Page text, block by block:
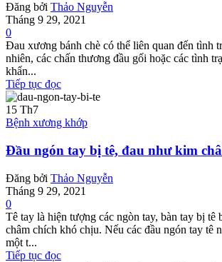
Đăng bởi Thảo Nguyễn
Tháng 9 29, 2021
0
Đau xương bánh chè có thể liên quan đến tình
nhiên, các chấn thương đầu gối hoặc các tình
khẩn...
Tiếp tục đọc
15 Th7
Bệnh xương khớp
Đầu ngón tay bị tê, đau như kim
Đăng bởi Thảo Nguyễn
Tháng 9 29, 2021
0
Tê tay là hiện tượng các ngòn tay, bàn tay bị tê
châm chích khó chịu. Nếu các đầu ngón tay tê
một t...
Tiếp tục đọc